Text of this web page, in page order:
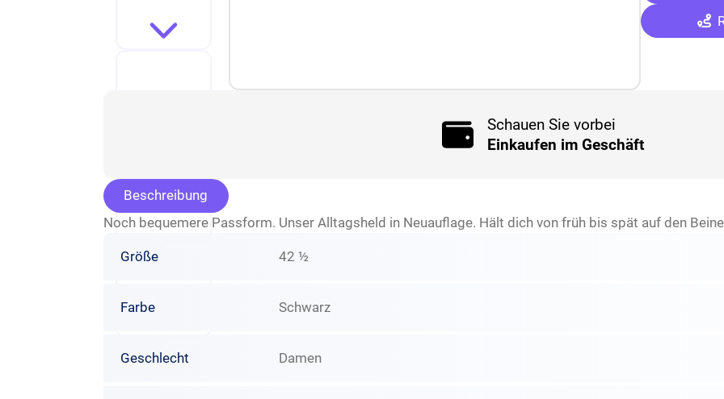
Schauen Sie vorbei
Einkaufen im Geschäft
Beschreibung
Noch bequemere Passform. Unser Alltagsheld in Neuauflage. Hält dich von früh bis spät auf den
Größe 42 ½
Farbe Schwarz
Geschlecht Damen